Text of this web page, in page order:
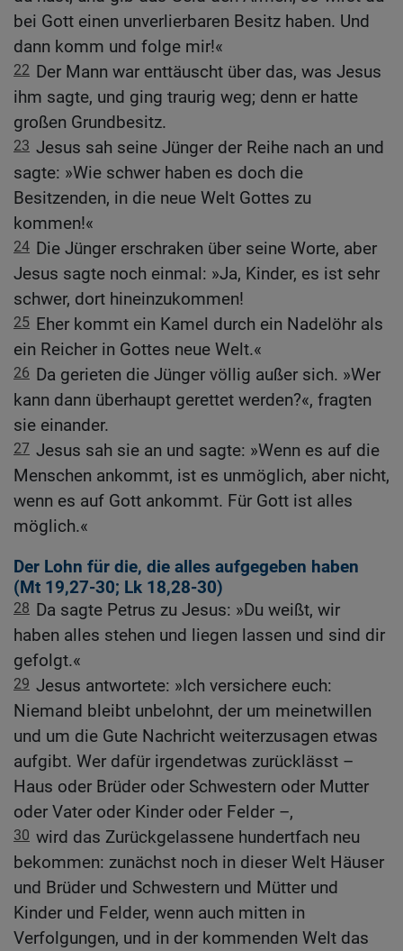
bei Gott einen unverlierbaren Besitz haben. Und
dann komm und folge mir!«
22 Der Mann war enttäuscht über das, was Jesus
ihm sagte, und ging traurig weg; denn er hatte
großen Grundbesitz.
23 Jesus sah seine Jünger der Reihe nach an und
sagte: »Wie schwer haben es doch die
Besitzenden, in die neue Welt Gottes zu
kommen!«
24 Die Jünger erschraken über seine Worte, aber
Jesus sagte noch einmal: »Ja, Kinder, es ist sehr
schwer, dort hineinzukommen!
25 Eher kommt ein Kamel durch ein Nadelöhr als
ein Reicher in Gottes neue Welt.«
26 Da gerieten die Jünger völlig außer sich. »Wer
kann dann überhaupt gerettet werden?«, fragten
sie einander.
27 Jesus sah sie an und sagte: »Wenn es auf die
Menschen ankommt, ist es unmöglich, aber nicht,
wenn es auf Gott ankommt. Für Gott ist alles
möglich.«
Der Lohn für die, die alles aufgegeben haben
(Mt 19,27-30; Lk 18,28-30)
28 Da sagte Petrus zu Jesus: »Du weißt, wir
haben alles stehen und liegen lassen und sind dir
gefolgt.«
29 Jesus antwortete: »Ich versichere euch:
Niemand bleibt unbelohnt, der um meinetwillen
und um die Gute Nachricht weiterzusagen etwas
aufgibt. Wer dafür irgendetwas zurücklässt –
Haus oder Brüder oder Schwestern oder Mutter
oder Vater oder Kinder oder Felder –,
30 wird das Zurückgelassene hundertfach neu
bekommen: zunächst noch in dieser Welt Häuser
und Brüder und Schwestern und Mütter und
Kinder und Felder, wenn auch mitten in
Verfolgungen, und in der kommenden Welt das